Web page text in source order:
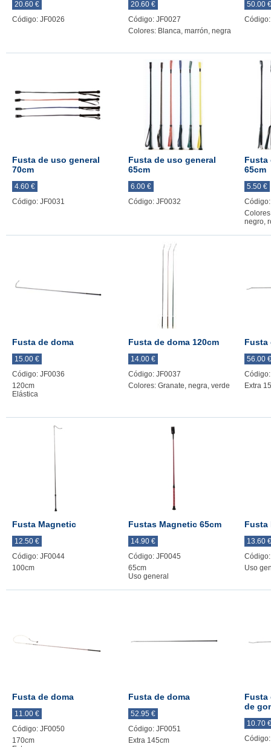
20.60 €
Código: JF0026
20.60 €
Código: JF0027
Colores: Blanca, marrón, negra
50.00 €
Fusta de uso general
70cm
4.60 €
Código: JF0031
Fusta de uso general
65cm
6.00 €
Código: JF0032
Fusta
65cm
5.50 €
negro,
Fusta de doma
15.00 €
Código: JF0036
120cm
Elástica
Fusta de doma 120cm
14.00 €
Código: JF0037
Colores: Granate, negra, verde
Fusta
56.00 €
Extra
Fusta Magnetic
12.50 €
Código: JF0044
100cm
Fustas Magnetic 65cm
14.90 €
Código: JF0045
65cm
Uso general
Fusta
13.60 €
Uso
Fusta de doma
11.00 €
Código: JF0050
170cm
Fusta de doma
52.95 €
Código: JF0051
Extra 145cm
Fusta
de
10.70 €